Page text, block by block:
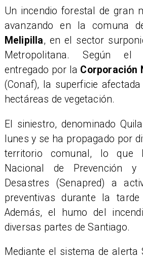
Un incendio forestal de gran
avanzando en la comuna
Melipilla, en el sector
Metropolitana. Según el
entregado por la Corporación
(Conaf), la superficie
hectáreas de vegetación.
El siniestro, denominado
lunes y se ha propagado por
territorio comunal, lo que
Nacional de Prevención y
Desastres (Senapred) a
preventivas durante la
Además, el humo del
diversas partes de Santiago.
Mediante el sistema de alerta